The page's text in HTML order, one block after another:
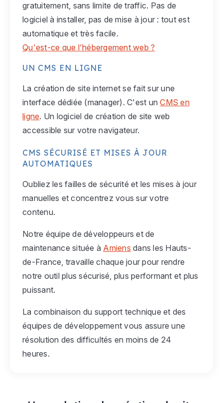
gratuitement, sans limite de traffic. Pas de
logiciel à installer, pas de mise à jour : tout est
automatique et très facile.
Qu'est-ce que l'hébergement web ?
UN CMS EN LIGNE
La création de site internet se fait sur une
interface dédiée (manager). C'est unCMS en
ligne. Un logiciel de création de site web
accessible sur votre navigateur.
CMS SÉCURISÉ ET MISES À JOUR
AUTOMATIQUES
Oubliez les failles de sécurité et les mises à jour
manuelles et concentrez vous sur votre
contenu.
Notre équipe de développeurs et de
maintenance située à Amiens dans les Hauts-
de-France, travaille chaque jour pour rendre
notre outil plus sécurisé, plus performant et plus
puissant.
La combinaison du support technique et des
équipes de développement vous assure une
résolution des difficultés en moins de 24
heures.